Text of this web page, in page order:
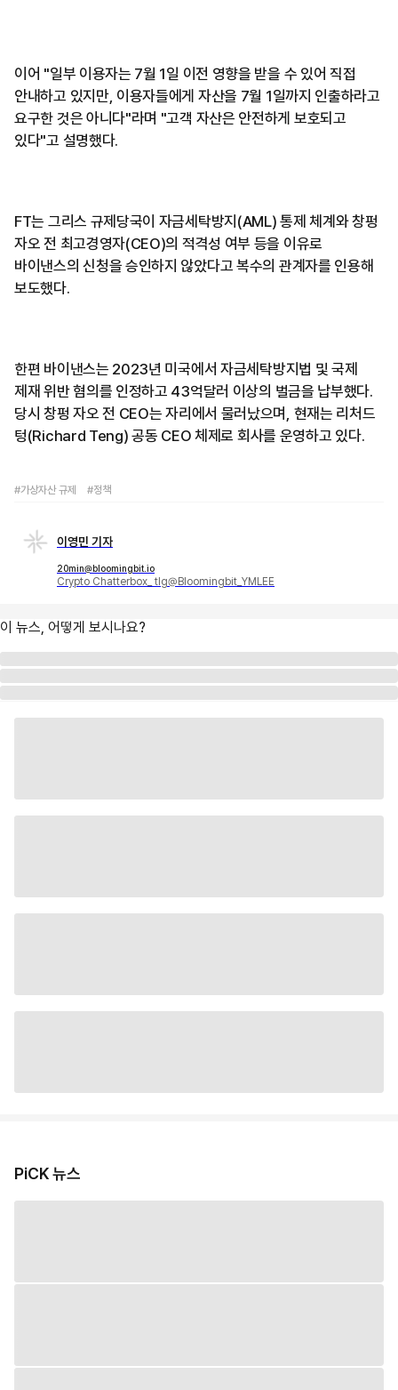
이어 "일부 이용자는 7월 1일 이전 영향을 받을 수 있어 직접
안내하고 있지만, 이용자들에게 자산을 7월 1일까지 인출하라고
요구한 것은 아니다"라며 "고객 자산은 안전하게 보호되고
있다"고 설명했다.
FT는 그리스 규제당국이 자금세탁방지(AML) 통제 체계와 창펑
자오 전 최고경영자(CEO)의 적격성 여부 등을 이유로
바이낸스의 신청을 승인하지 않았다고 복수의 관계자를 인용해
보도했다.
한편 바이낸스는 2023년 미국에서 자금세탁방지법 및 국제
제재 위반 혐의를 인정하고 43억달러 이상의 벌금을 납부했다.
당시 창펑 자오 전 CEO는 자리에서 물러났으며, 현재는 리처드
텅(Richard Teng) 공동 CEO 체제로 회사를 운영하고 있다.
#가상자산 규제 #정책
이영민 기자
20min@bloomingbit.io
Crypto Chatterbox_ tlg@Bloomingbit_YMLEE
이 뉴스, 어떻게 보시나요?
PiCK 뉴스